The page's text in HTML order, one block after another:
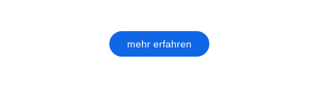
mehr erfahren